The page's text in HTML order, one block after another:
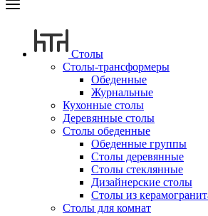
Столы
Столы-трансформеры
Обеденные
Журнальные
Кухонные столы
Деревянные столы
Столы обеденные
Обеденные группы
Столы деревянные
Столы стеклянные
Дизайнерские столы
Столы из
Столы для комнат